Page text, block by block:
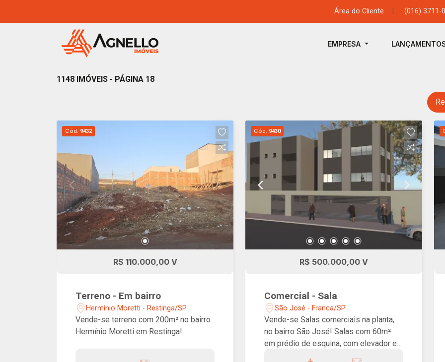
Área do Cliente (016) 3711-
EMPRESA
1148 IMÓVEIS - PÁGINA 18
Cód. 9432
R$ 110.000,00 V
Terreno - Em bairro
Hermínio Moretti - Restinga/SP
Vende-se terreno com 200m² no bairro
Hermínio Moretti em Restinga!
Cód. 9430
R$ 500.000,00 V
Comercial - Sala
São José - Franca/SP
Vende-se Salas comerciais na planta,
no bairro São José! Salas com 60m²
em prédio de esquina, com elevador e